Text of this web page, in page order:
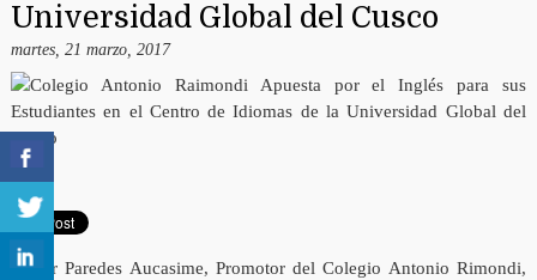
Universidad Global del Cusco
martes, 21 marzo, 2017
Víctor Paredes Aucasime, Promotor del Colegio Antonio Rimondi,